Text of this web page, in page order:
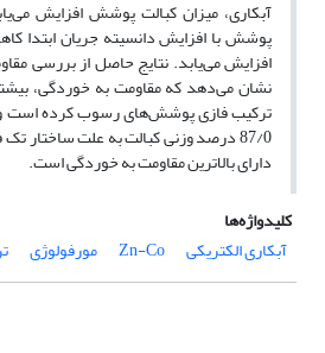
آبکاری، میزان کبالت پوشش افزایش
پوشش با افزایش دانسیته جریان ابتدا
افزایش می‌یابد. نتایج حاصل از بررسی
نشان می‌دهد که مقاومت به خوردگی،
87/0 درصد وزنی کبالت به علت ساختار
دارای بالاترین مقاومت به خوردگی است.
کلیدواژه‌ها
آبکاری الکتریکی
Zn-Co‌ مورفولوژی